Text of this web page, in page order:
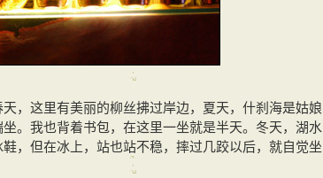
，这里有美丽的柳丝拂过岸边，夏天，什刹海是姑娘
。我也背着书包，在这里一坐就是半天。冬天，湖水
，但在冰上，站也站不稳，摔过几跤以后，就自觉坐